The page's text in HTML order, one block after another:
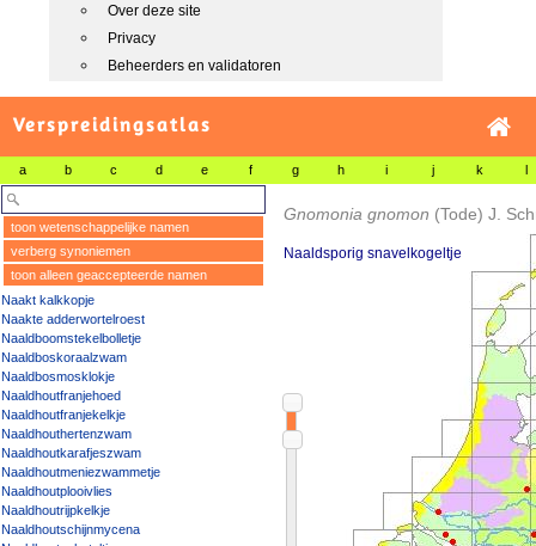
Over deze site
Privacy
Beheerders en validatoren
Verspreidingsatlas
a b c d e f g h i j k l
toon wetenschappelijke namen
verberg synoniemen
toon alleen geaccepteerde namen
Naakt kalkkopje
Naakte adderwortelroest
Naaldboomstekelbolletje
Naaldboskoraalzwam
Naaldbosmosklokje
Naaldhoutfranjehoed
Naaldhoutfranjekelkje
Naaldhouthertenzwam
Naaldhoutkarafjeszwam
Naaldhoutmeniezwammetje
Naaldhoutplooivlies
Naaldhoutrijpkelkje
Naaldhoutschijnmycena
Gnomonia gnomon (Tode) J.
Naaldsporig snavelkogeltje